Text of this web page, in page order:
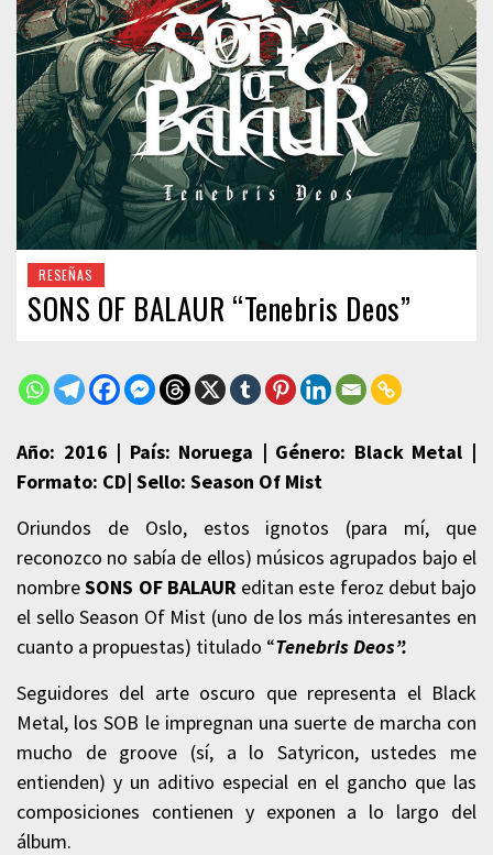
RESEÑAS
SONS OF BALAUR “Tenebris Deos”
Año: 2016 | País: Noruega | Género: Black Metal |
Formato: CD| Sello: Season Of Mist
Oriundos de Oslo, estos ignotos (para mí, que
reconozco no sabía de ellos) músicos agrupados bajo el
nombreSONS OF BALAUR editan este feroz debut bajo
el sello Season Of Mist (uno de los más interesantes en
cuanto a propuestas) titulado “Tenebris Deos”.
Seguidores del arte oscuro que representa el Black
Metal, los SOB le impregnan una suerte de marcha con
mucho de groove (sí, a lo Satyricon, ustedes me
entienden) y un aditivo especial en el gancho que las
composiciones contienen y exponen a lo largo del
álbum.